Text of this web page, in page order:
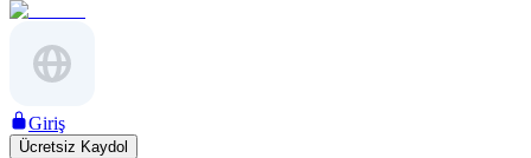
Giriş
Ücretsiz Kaydol